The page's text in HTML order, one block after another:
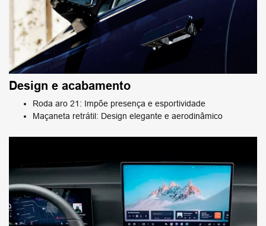
Design e acabamento
Roda aro 21: Impõe presença e esportividade
Maçaneta retrátil: Design elegante e aerodinâmico